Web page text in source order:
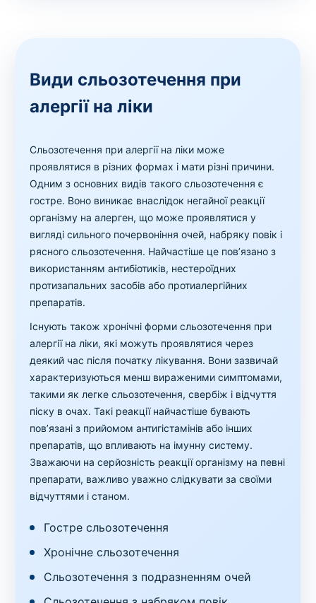
Види сльозотечення при
алергії на ліки
Сльозотечення при алергії на ліки може
проявлятися в різних формах і мати різні причини.
Одним з основних видів такого сльозотечення є
гостре. Воно виникає внаслідок негайної реакції
організму на алерген, що може проявлятися у
вигляді сильного почервоніння очей, набряку повік і
рясного сльозотечення. Найчастіше це пов’язано з
використанням антибіотиків, нестероїдних
протизапальних засобів або протиалергійних
препаратів.
Існують також хронічні форми сльозотечення при
алергії на ліки, які можуть проявлятися через
деякий час після початку лікування. Вони зазвичай
характеризуються менш вираженими симптомами,
такими як легке сльозотечення, свербіж і відчуття
піску в очах. Такі реакції найчастіше бувають
пов’язані з прийомом антигістамінів або інших
препаратів, що впливають на імунну систему.
Зважаючи на серйозність реакції організму на певні
препарати, важливо уважно слідкувати за своїми
відчуттями і станом.
Гостре сльозотечення
Хронічне сльозотечення
Сльозотечення з подразненням очей